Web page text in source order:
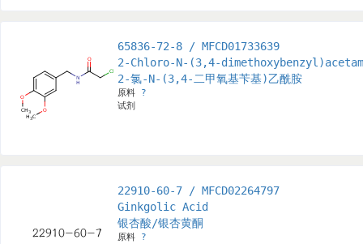
65836-72-8 / MFCD01733639
2-Chloro-N-(3,4-
2-氯-N-(3,4-二甲氧基苄基)乙酰胺
原料 ?
试剂
22910-60-7 / MFCD02264797
Ginkgolic Acid
银杏酸/银杏黄酮
原料 ?